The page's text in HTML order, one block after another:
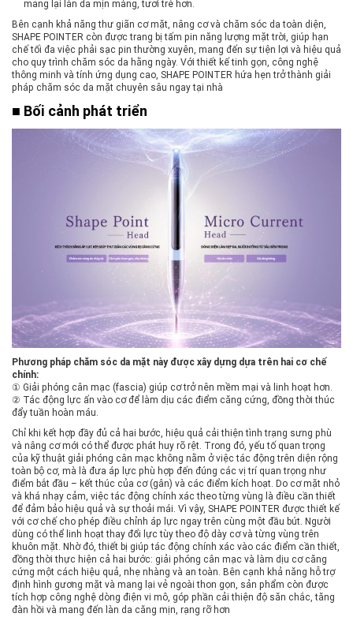
mang lại làn da mịn màng, tươi trẻ hơn.
Bên cạnh khả năng thư giãn cơ mặt, nâng cơ và chăm sóc da toàn diện,
SHAPE POINTER còn được trang bị tấm pin năng lượng mặt trời, giúp hạn
chế tối đa việc phải sạc pin thường xuyên, mang đến sự tiện lợi và hiệu quả
cho quy trình chăm sóc da hằng ngày. Với thiết kế tinh gọn, công nghệ
thông minh và tính ứng dụng cao, SHAPE POINTER hứa hẹn trở thành giải
pháp chăm sóc da mặt chuyên sâu ngay tại nhà
■ Bối cảnh phát triển
Phương pháp chăm sóc da mặt này được xây dựng dựa trên hai cơ chế
chính:
① Giải phóng cân mạc (fascia) giúp cơ trở nên mềm mại và linh hoạt hơn.
② Tác động lực ấn vào cơ để làm dịu các điểm căng cứng, đồng thời thúc
đẩy tuần hoàn máu.
Chỉ khi kết hợp đầy đủ cả hai bước, hiệu quả cải thiện tình trạng sưng phù
và nâng cơ mới có thể được phát huy rõ rệt. Trong đó, yếu tố quan trọng
của kỹ thuật giải phóng cân mạc không nằm ở việc tác động trên diện rộng
toàn bộ cơ, mà là đưa áp lực phù hợp đến đúng các vị trí quan trọng như
điểm bắt đầu – kết thúc của cơ (gân) và các điểm kích hoạt. Do cơ mặt nhỏ
và khá nhạy cảm, việc tác động chính xác theo từng vùng là điều cần thiết
để đảm bảo hiệu quả và sự thoải mái. Vì vậy, SHAPE POINTER được thiết kế
với cơ chế cho phép điều chỉnh áp lực ngay trên cùng một đầu bút. Người
dùng có thể linh hoạt thay đổi lực tùy theo độ dày cơ và từng vùng trên
khuôn mặt. Nhờ đó, thiết bị giúp tác động chính xác vào các điểm cần thiết,
đồng thời thực hiện cả hai bước: giải phóng cân mạc và làm dịu cơ căng
cứng một cách hiệu quả, nhẹ nhàng và an toàn. Bên cạnh khả năng hỗ trợ
định hình gương mặt và mang lại vẻ ngoài thon gọn, sản phẩm còn được
tích hợp công nghệ dòng điện vi mô, góp phần cải thiện độ săn chắc, tăng
đàn hồi và mang đến làn da căng mịn, rạng rỡ hơn